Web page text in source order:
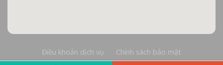
Điều khoản dịch vụ Chính sách bảo mật